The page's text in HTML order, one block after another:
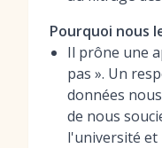
Pourquoi nous
Il prône une
pas ». Un
données
de nous
l'université et